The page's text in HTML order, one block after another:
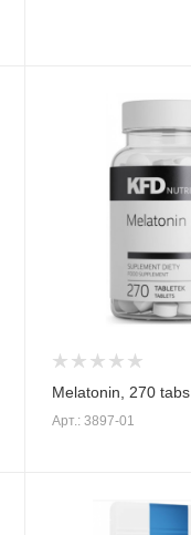
Melatonin, 270 tabs
Арт.: 3897-01